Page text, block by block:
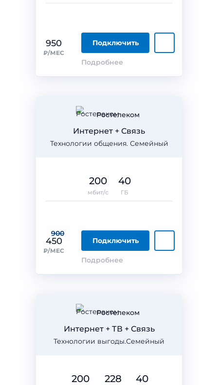
950
₽/МЕС
Подключить
Подробнее
Ростелеком
Технологии общения. Семейный
Интернет + Связь
900
450
₽/МЕС
Подключить
Подробнее
200
мбит/с
40
ГБ
Ростелеком
Технологии выгоды.Семейный
Интернет + ТВ + Связь
200 228 40